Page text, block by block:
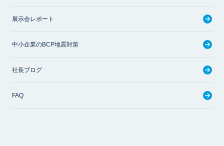
展示会レポート
中小企業のBCP地震対策
社長ブログ
FAQ